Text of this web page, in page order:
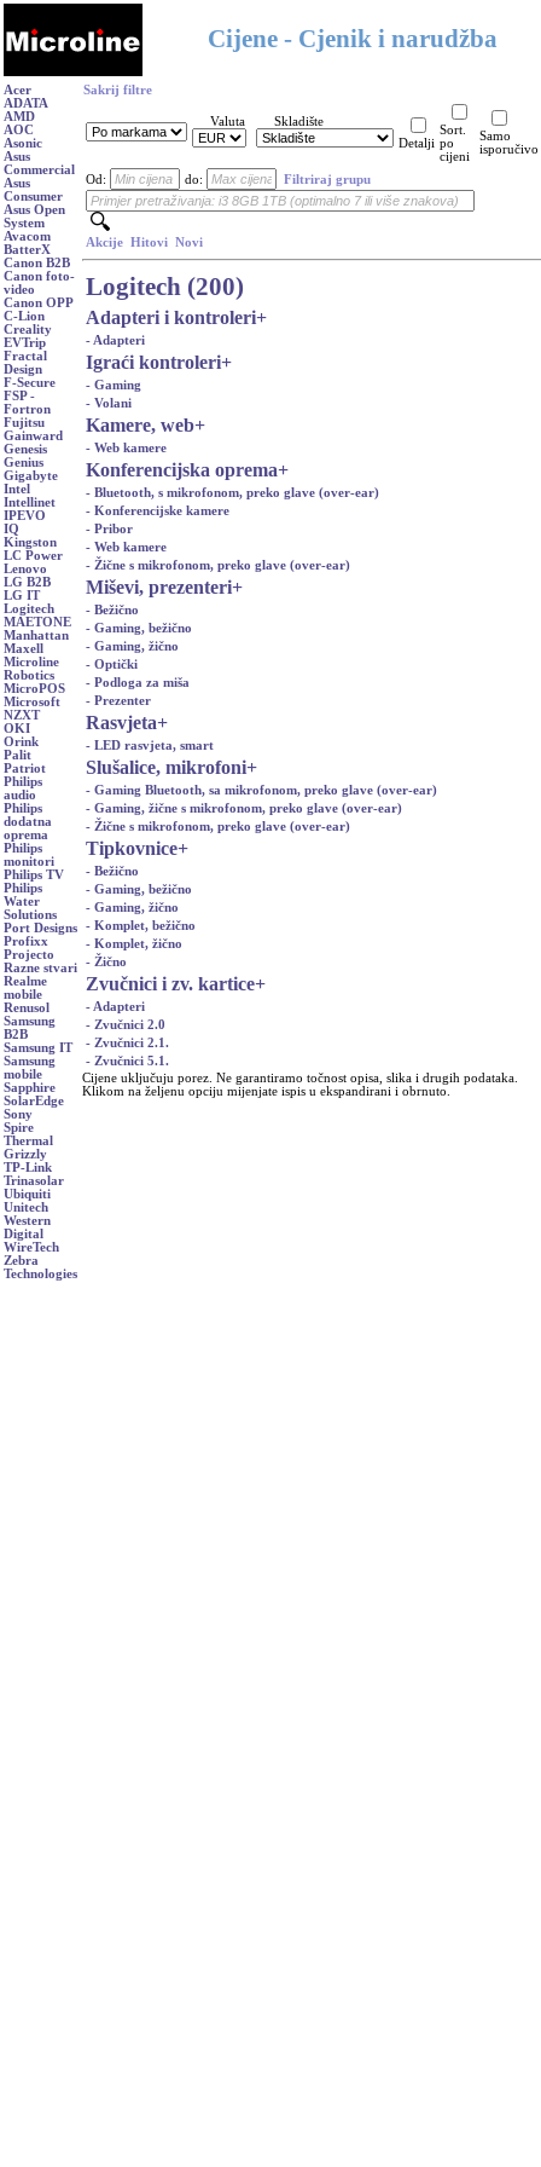
Cijene - Cjenik i narudžba
Acer
ADATA
AMD
AOC
Asonic
Asus
Commercial
Asus
Consumer
Asus Open
System
Avacom
BatterX
Canon B2B
Canon foto-
video
Canon OPP
C-Lion
Creality
EVTrip
Fractal
Design
F-Secure
FSP -
Fortron
Fujitsu
Gainward
Genesis
Genius
Gigabyte
Intel
Intellinet
IPEVO
IQ
Kingston
LC Power
Lenovo
LG B2B
LG IT
Logitech
MAETONE
Manhattan
Maxell
Microline
Robotics
MicroPOS
Microsoft
NZXT
OKI
Orink
Palit
Patriot
Philips
audio
Philips
dodatna
oprema
Philips
monitori
Philips TV
Philips
Water
Solutions
Port Designs
Profixx
Projecto
Razne stvari
Realme
mobile
Renusol
Samsung
B2B
Samsung IT
Samsung
mobile
Sapphire
SolarEdge
Sony
Spire
Thermal
Grizzly
TP-Link
Trinasolar
Ubiquiti
Unitech
Western
Digital
WireTech
Zebra
Technologies
Sakrij filtre
Valuta
Skladište
Detalji
Sort.
po
cijeni
Samo
isporučivo
Od: do: Filtriraj grupu
Akcije Hitovi Novi
Logitech (200)
Adapteri i kontroleri+
- Adapteri
Igraći kontroleri+
- Gaming
- Volani
Kamere, web+
- Web kamere
Konferencijska oprema+
- Bluetooth, s mikrofonom, preko glave (over-ear)
- Konferencijske kamere
- Pribor
- Web kamere
- Žične s mikrofonom, preko glave (over-ear)
Miševi, prezenteri+
- Bežično
- Gaming, bežično
- Gaming, žično
- Optički
- Podloga za miša
- Prezenter
Rasvjeta+
- LED rasvjeta, smart
Slušalice, mikrofoni+
- Gaming Bluetooth, sa mikrofonom, preko glave (over-ear)
- Gaming, žične s mikrofonom, preko glave (over-ear)
- Žične s mikrofonom, preko glave (over-ear)
Tipkovnice+
- Bežično
- Gaming, bežično
- Gaming, žično
- Komplet, bežično
- Komplet, žično
- Žično
Zvučnici i zv. kartice+
- Adapteri
- Zvučnici 2.0
- Zvučnici 2.1.
- Zvučnici 5.1.
Cijene uključuju porez. Ne garantiramo točnost opisa, slika i drugih podataka.
Klikom na željenu opciju mijenjate ispis u ekspandirani i obrnuto.